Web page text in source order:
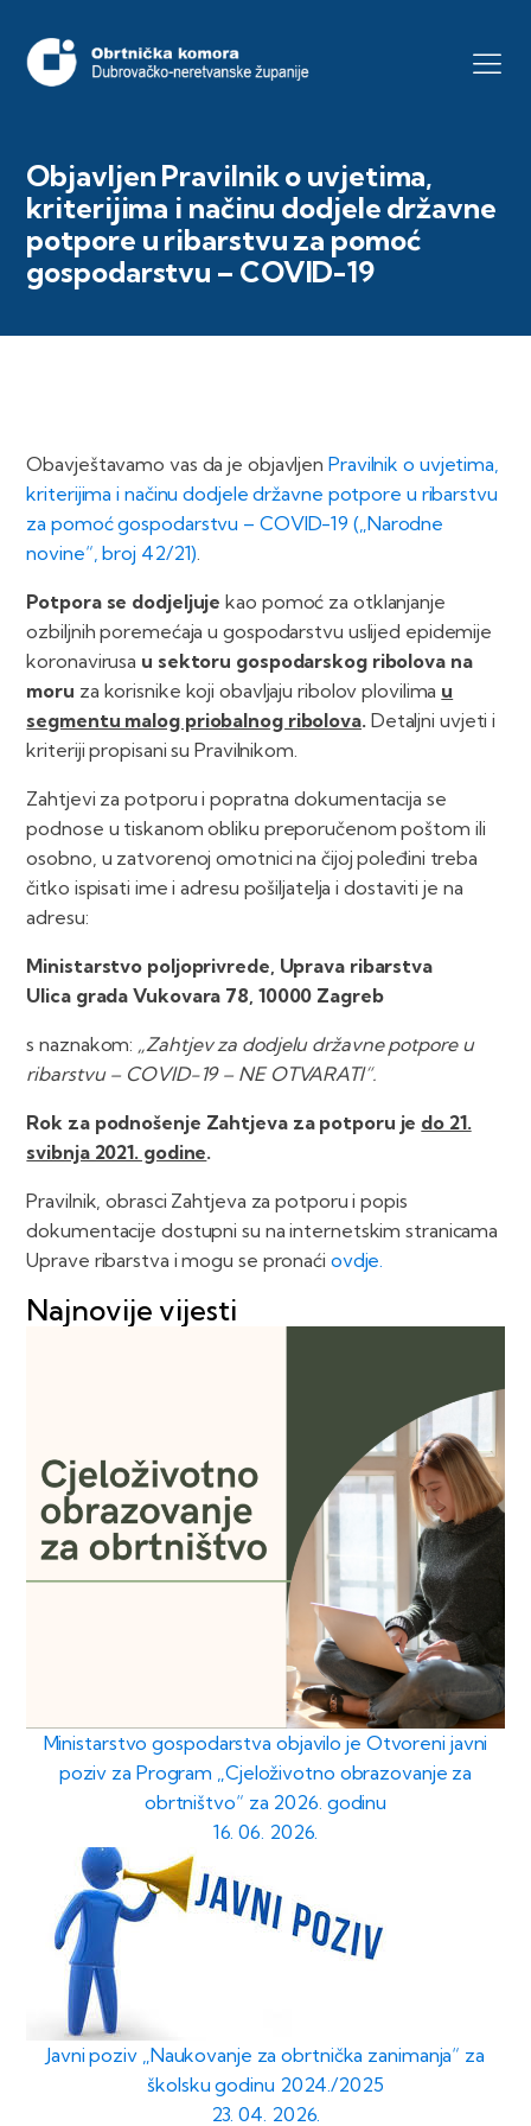
Objavljen Pravilnik o uvjetima,
kriterijima i načinu dodjele državne
potpore u ribarstvu za pomoć
gospodarstvu – COVID-19
Obavještavamo vas da je objavljen Pravilnik o uvjetima,
kriterijima i načinu dodjele državne potpore u ribarstvu
za pomoć gospodarstvu – COVID-19 („Narodne
novine“, broj 42/21).
Potpora se dodjeljujekao pomoć za otklanjanje
ozbiljnih poremećaja u gospodarstvu uslijed epidemije
koronavirusa u sektoru gospodarskog ribolova na
moru za korisnike koji obavljaju ribolov plovilima u
segmentu malog priobalnog ribolova. Detaljni uvjeti i
kriteriji propisani su Pravilnikom.
Zahtjevi za potporu i popratna dokumentacija se
podnose u tiskanom obliku preporučenom poštom ili
osobno, u zatvorenoj omotnici na čijoj poleđini treba
čitko ispisati ime i adresu pošiljatelja i dostaviti je na
adresu:
Ministarstvo poljoprivrede, Uprava ribarstva
Ulica grada Vukovara 78, 10000 Zagreb
s naznakom: „Zahtjev za dodjelu državne potpore u
ribarstvu – COVID-19 – NE OTVARATI“.
Rok za podnošenje Zahtjeva za potporu je do 21.
svibnja 2021. godine.
Pravilnik, obrasci Zahtjeva za potporu i popis
dokumentacije dostupni su na internetskim stranicama
Uprave ribarstva i mogu se pronaći ovdje.
Najnovije vijesti
Ministarstvo gospodarstva objavilo je Otvoreni javni
poziv za Program „Cjeloživotno obrazovanje za
obrtništvo“ za 2026. godinu
16. 06. 2026.
Javni poziv „Naukovanje za obrtnička zanimanja“ za
školsku godinu 2024./2025
23. 04. 2026.